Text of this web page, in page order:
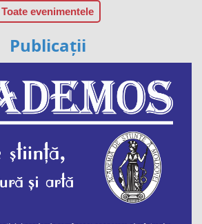
Toate evenimentele
Publicații